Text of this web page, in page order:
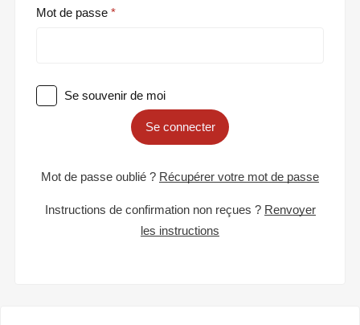
Mot de passe
Se souvenir de moi
Se connecter
Mot de passe oublié ? Récupérer votre mot de passe
Instructions de confirmation non reçues ? Renvoyer
les instructions